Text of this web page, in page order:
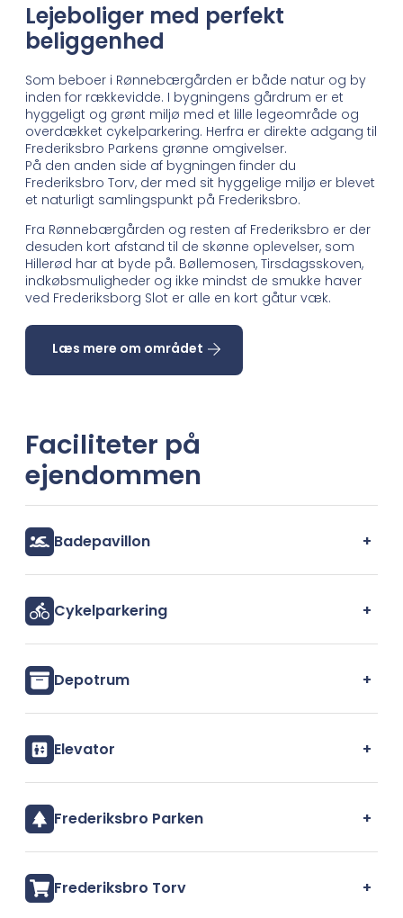
Lejeboliger med perfekt
beliggenhed
Som beboer i Rønnebærgården er både natur og by
inden for rækkevidde. I bygningens gårdrum er et
hyggeligt og grønt miljø med et lille legeområde og
overdækket cykelparkering. Herfra er direkte adgang til
Frederiksbro Parkens grønne omgivelser.
På den anden side af bygningen finder du
Frederiksbro Torv, der med sit hyggelige miljø er blevet
et naturligt samlingspunkt på Frederiksbro.
Fra Rønnebærgården og resten af Frederiksbro er der
desuden kort afstand til de skønne oplevelser, som
Hillerød har at byde på. Bøllemosen, Tirsdagsskoven,
indkøbsmuligheder og ikke mindst de smukke haver
ved Frederiksborg Slot er alle en kort gåtur væk.
Læs mere om området
Faciliteter på
ejendommen
Badepavillon +
Cykelparkering +
Depotrum +
Elevator +
Frederiksbro Parken +
Frederiksbro Torv +